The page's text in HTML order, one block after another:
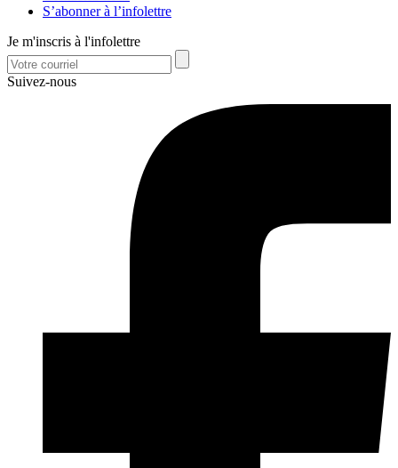
S’abonner à l’infolettre
Je m'inscris à l'infolettre
Suivez-nous